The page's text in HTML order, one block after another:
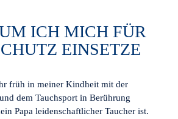
ICH MICH FÜR
EINSETZE
früh in meiner Kindheit mit der
dem Tauchsport in Berührung
Papa leidenschaftlicher Taucher ist.